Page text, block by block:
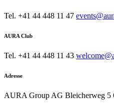
Tel. +41 44 448 11 47
AURA Club
Tel. +41 44 448 11 43
Adresse
AURA Group AG Bleicherweg 5